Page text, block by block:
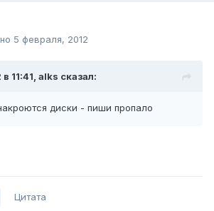
5 февраля, 2012
11:41, alks сказал:
диски - пиши пропало
Цитата